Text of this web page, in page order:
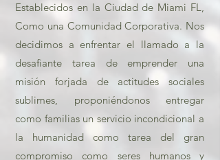
Establecidos en la Ciudad de Miami FL,
Como una Comunidad Corporativa. Nos
decidimos a enfrentar el llamado a la
desafiante tarea de emprender una
misión forjada de actitudes sociales
sublimes, proponiéndonos entregar
como familias un servicio incondicional a
la humanidad como tarea del gran
compromiso como seres humanos y